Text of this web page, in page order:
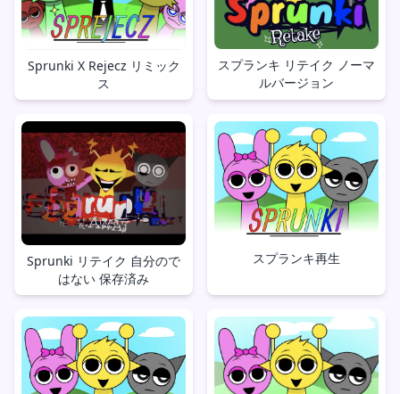
Sprunki X Rejecz リミック
ス
スプランキ リテイク ノーマ
ルバージョン
Sprunki リテイク 自分ので
はない 保存済み
スプランキ再生